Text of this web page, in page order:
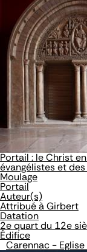
Portail : le Christ
évangélistes et
Moulage
Portail
Auteur(s)
Attribué à Girbert
Datation
2e quart du 12e
Édifice
Carennac -